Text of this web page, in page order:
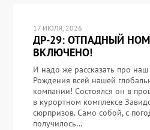
17 ИЮЛЯ, 2026
ДР-29: ОТПАДНЫЙ
ВКЛЮЧЕНО!
И надо же рассказать про
Рождения всей нашей
компании! Состоялся он в
в курортном комплексе
сюрпризов. Само собой, с
получилось…